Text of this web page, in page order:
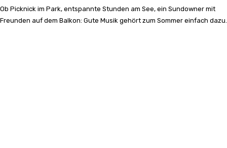
Ob Picknick im Park, entspannte Stunden am See, ein Sundowner mit
Freunden auf dem Balkon: Gute Musik gehört zum Sommer einfach dazu.